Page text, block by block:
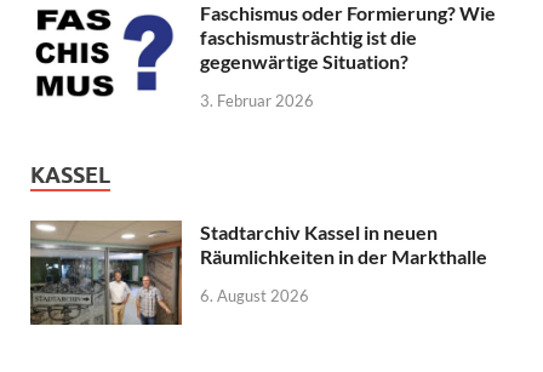
Faschismus oder Formierung? Wie
faschismusträchtig ist die
gegenwärtige Situation?
3. Februar 2026
KASSEL
Stadtarchiv Kassel in neuen
Räumlichkeiten in der Markthalle
6. August 2026